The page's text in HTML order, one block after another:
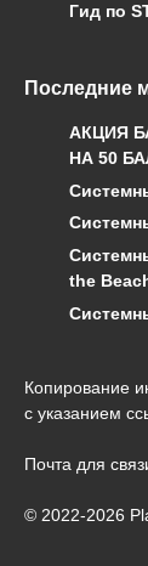
Гид по
Последние
АКЦИЯ
НА 50
the
Копирование
с указанием
Почта для
© 2022-2026